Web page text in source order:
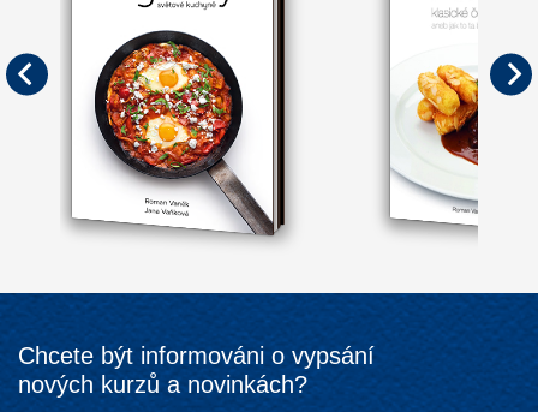
Chcete být informováni o vypsání
nových kurzů a novinkách?